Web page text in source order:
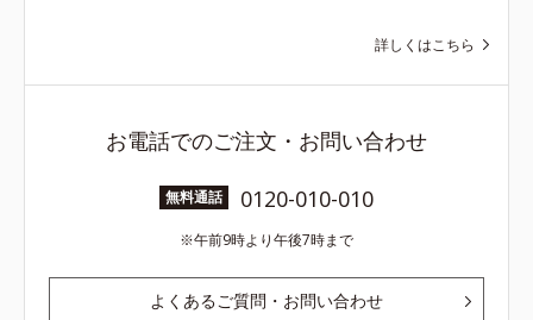
詳しくはこちら
お電話でのご注文・お問い合わせ
無料通話 0120-010-010
午前9時より午後7時まで
よくあるご質問・お問い合わせ